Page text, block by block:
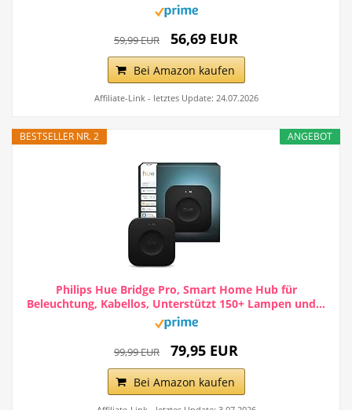
59,99 EUR 56,69 EUR
Bei Amazon kaufen
Affiliate-Link - letztes Update: 24.07.2026
ANGEBOT
BESTSELLER NR. 2
Philips Hue Bridge Pro, Smart Home Hub für
Beleuchtung, Kabellos, Unterstützt 150+ Lampen und...
99,99 EUR 79,95 EUR
Bei Amazon kaufen